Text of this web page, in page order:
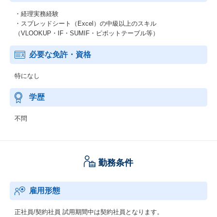
・経理実務経験
・スプレッドシート（Excel）の中級以上のスキル
（VLOOKUP・IF・SUMIF・ピボットテーブル等）
必要な免許・資格
特になし
学歴
不問
勤務条件
雇用形態
正社員/契約社員 試用期間中は契約社員となります。